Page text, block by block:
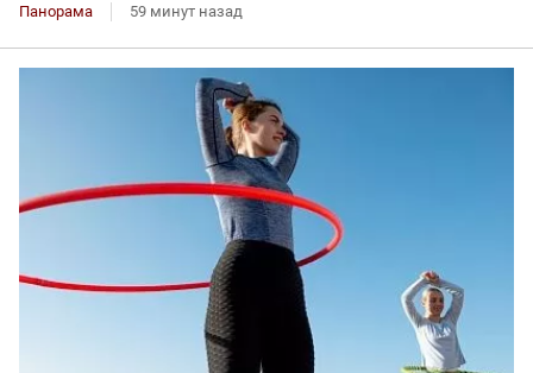
Панорама 59 минут назад